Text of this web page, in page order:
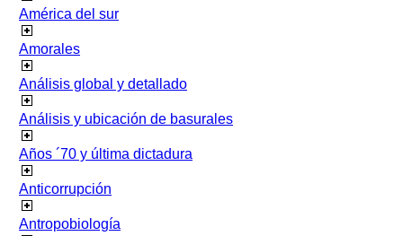
América del sur
Amorales
Análisis global y detallado
Análisis y ubicación de basurales
Años ´70 y última dictadura
Anticorrupción
Antropobiología